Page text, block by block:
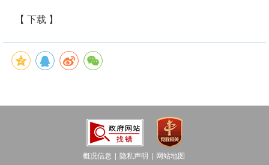
【 下载 】
概况信息 隐私声明 网站地图